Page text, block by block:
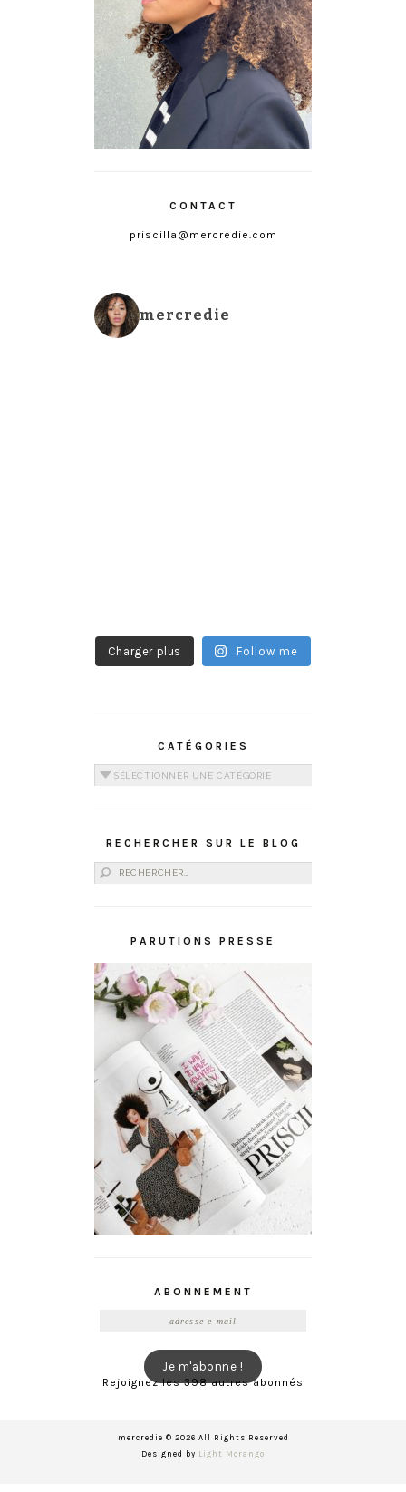
CONTACT
priscilla@mercredie.com
mercredie
Charger plus Follow me
CATÉGORIES
Catégories
RECHERCHER SUR LE BLOG
Rechercher :
PARUTIONS PRESSE
ABONNEMENT
Je m'abonne !
Rejoignez les 398 autres abonnés
mercredie © 2026 All Rights Reserved
Designed by Light Morango